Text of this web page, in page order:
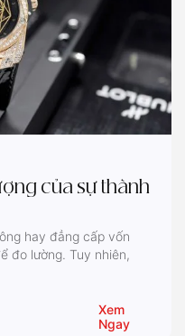
của sự thành
hay đẳng cấp vốn
đo lường. Tuy nhiên,
Xem
Ngay